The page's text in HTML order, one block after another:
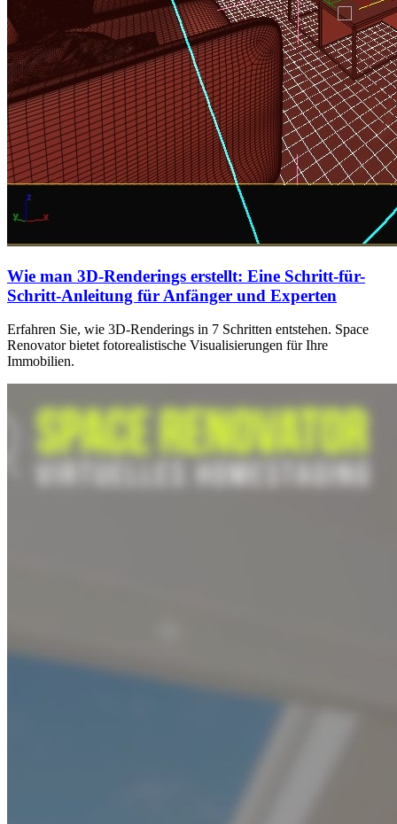
Wie man 3D-Renderings erstellt: Eine Schritt-für-
Schritt-Anleitung für Anfänger und Experten
Erfahren Sie, wie 3D-Renderings in 7 Schritten entstehen. Space
Renovator bietet fotorealistische Visualisierungen für Ihre
Immobilien.